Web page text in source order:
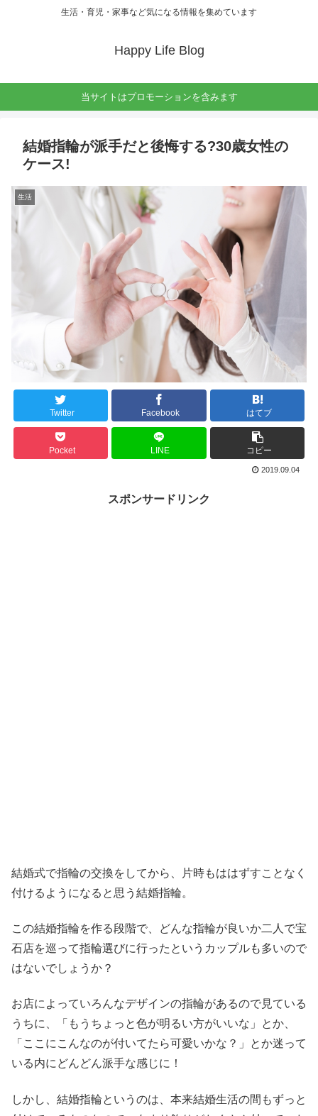
生活・育児・家事など気になる情報を集めています
Happy Life Blog
当サイトはプロモーションを含みます
結婚指輪が派手だと後悔する?30歳女性の
ケース!
生活
Twitter Facebook はてブ
Pocket LINE コピー
2019.09.04
スポンサードリンク
結婚式で指輪の交換をしてから、片時もははずすことなく
付けるようになると思う結婚指輪。
この結婚指輪を作る段階で、どんな指輪が良いか二人で宝
石店を巡って指輪選びに行ったというカップルも多いので
はないでしょうか？
お店によっていろんなデザインの指輪があるので見ている
うちに、「もうちょっと色が明るい方がいいな」とか、
「ここにこんなのが付いてたら可愛いかな？」とか迷って
いる内にどんどん派手な感じに！
しかし、結婚指輪というのは、本来結婚生活の間もずっと